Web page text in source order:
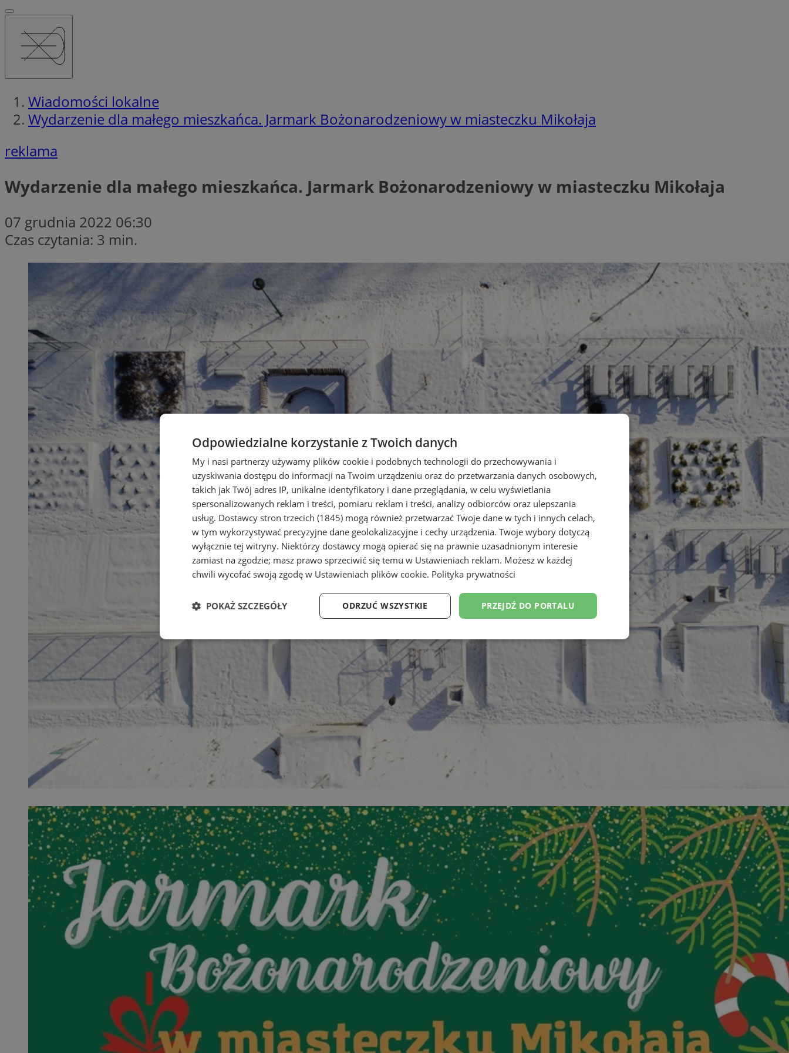
Wiadomości lokalne
Wydarzenie dla małego mieszkańca. Jarmark Bożonarodzeniowy w miasteczku Mikołaja
reklama
Wydarzenie dla małego mieszkańca. Jarmark Bożonarodzeniowy w miasteczku Mikołaja
07 grudnia 2022 06:30
Czas czytania: 3 min.
Odpowiedzialne korzystanie z Twoich danych
My i nasi partnerzy używamy plików cookie i podobnych technologii do przechowywania i
uzyskiwania dostępu do informacji na Twoim urządzeniu oraz do przetwarzania danych osobowych,
takich jak Twój adres IP, unikalne identyfikatory i dane przeglądania, w celu wyświetlania
spersonalizowanych reklam i treści, pomiaru reklam i treści, analizy odbiorców oraz ulepszania
usług. Dostawcy stron trzecich (1845) mogą również przetwarzać Twoje dane w tych i innych celach,
w tym wykorzystywać precyzyjne dane geolokalizacyjne i cechy urządzenia. Twoje wybory dotyczą
wyłącznie tej witryny. Niektórzy dostawcy mogą opierać się na prawnie uzasadnionym interesie
zamiast na zgodzie; masz prawo sprzeciwić się temu w Ustawieniach reklam. Możesz w każdej
chwili wycofać swoją zgodę w Ustawieniach plików cookie. Polityka prywatności
PRZEJDŹ DO PORTALU
ODRZUĆ WSZYSTKIE
POKAŻ SZCZEGÓŁY
Niezbędne Wydajność Targetowanie Funkcjonalność Niesklasyfikowane
Niezbędne Wydajność Targetowanie Funkcjonalność Niesklasyfikowane
Niezbędne pliki cookie umożliwiają korzystanie z podstawowych funkcji strony internetowej, takich jak logowanie użytkownika i
zarządzanie kontem. Bez niezbędnych plików cookie nie można prawidłowo korzystać ze strony internetowej.
Nazwa Provider Domena Opis
SessID
wodzislaw.com.pl 1 rok
Ten plik cookie przechowuje identyfikator sesji.
MvSessID
wodzislaw.com.pl 1 rok
Ten plik cookie przechowuje identyfikator sesji.
INGRESSCOOKIE
NGINX Inc.
bh.contextweb.com
Sesja
Rejestruje, który klaster serwerów obsługuje
gościa. Jest to używane w kontekście
równoważenia obciążenia w celu optymalizacji
doświadczenia użytkownika.
euds
.rfihub.com Sesja
Ten plik cookie jest używany do przechowywania
zgody użytkownika w odniesieniu do usług
śledzenia. Zazwyczaj rejestruje, czy użytkownik
zdecydował się na usługi śledzenia lub reklamy.
__cf_bm
29 minut 55
Ten plik cookie służy do rozróżniania ludzi i
botów. Jest to korzystne dla strony internetowej,
ponieważ umożliwia tworzenie ważnych raportów
na temat korzystania z jej witryny internetowej.
li_gc
LinkedIn
Corporation
.linkedin.com
5 miesięcy 4
tygodnie
Służy do przechowywania zgody gościa na
używanie plików cookie do innych celów
wdrażaniem i testowaniem nowych funkcji oraz
usług. Służy do kontrolowania dostępu
użytkowników do eksperymentalnych wersji
funkcji w różnych usługach Google. Jest
Google Privacy Policy